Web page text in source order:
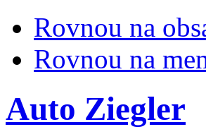
Rovnou na
Rovnou na
Auto Ziegler